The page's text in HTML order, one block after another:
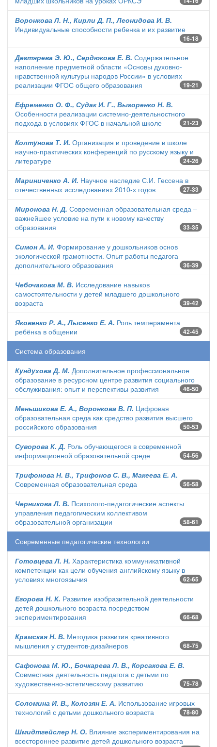
Воронкова Л. Н., Кирли Д. П., Леонидова И. В.
Индивидуальные способности ребенка и их развитие
16-18
Дегтярева Э. Ю., Сердюкова Е. В. Содержательное
наполнение предметной области «Основы духовно-
нравственной культуры народов России» в условиях
реализации ФГОС общего образования
19-21
Ефременко О. Ф., Судак И. Г., Выгоренко Н. В.
Особенности реализации системно-деятельностного
подхода в условиях ФГОС в начальной школе
21-23
Колтунова Т. И. Организация и проведение в школе
научно-практических конференций по русскому языку и
литературе
24-26
Мариниченко А. И. Научное наследие С.И. Гессена в
отечественных исследованиях 2010-х годов
27-33
Миронова Н. Д. Современная образовательная среда –
важнейшее условие на пути к новому качеству
образования
33-35
Симон А. И. Формирование у дошкольников основ
экологической грамотности. Опыт работы педагога
дополнительного образования
36-39
Чебочакова М. В. Исследование навыков
самостоятельности у детей младшего дошкольного
возраста
39-42
Яковенко Р. А., Лысенко Е. А. Роль темперамента
ребёнка в общении
42-45
Система образования
Кундухова Д. М. Дополнительное профессиональное
образование в ресурсном центре развития социального
обслуживания: опыт и перспективы развития
46-50
Меньшикова Е. А., Воронкова В. П. Цифровая
образовательная среда как средство развития высшего
российского образования
50-53
Суворова К. Д. Роль обучающегося в современной
информационной образовательной среде
54-56
Трифонова Н. В., Трифонов С. В., Макеева Е. А.
Современная образовательная среда
56-58
Черникова Л. В. Психолого-педагогические аспекты
управления педагогическим коллективом
образовательной организации
58-61
Современные педагогические технологии
Готовцева Л. Н. Характеристика коммуникативной
компетенции как цели обучения английскому языку в
условиях многоязычия
62-65
Егорова Н. К. Развитие изобразительной деятельности
детей дошкольного возраста посредством
экспериментирования
66-68
Крамская Н. В. Методика развития креативного
мышления у студентов-дизайнеров
68-75
Сафонова М. Ю., Бочкарева Л. В., Корсакова Е. В.
Совместная деятельность педагога с детьми по
художественно-эстетическому развитию
75-78
Соломина И. В., Колозян Е. А. Использование игровых
технологий с детьми дошкольного возраста
78-80
Шмидтгейслер Н. О. Влияние экспериментирования на
всестороннее развитие детей дошкольного возраста